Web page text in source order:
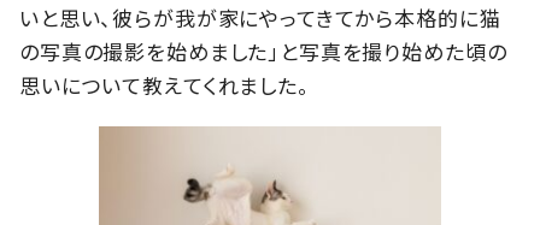
いと思い、彼らが我が家にやってきてから本格的に猫
の写真の撮影を始めました」と写真を撮り始めた頃の
思いについて教えてくれました。